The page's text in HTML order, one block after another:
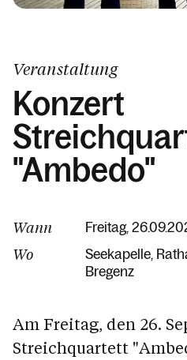
Veranstaltung
Konzert
"Ambedo"
Wann Freitag,
Wo Seekapelle
Bregenz
Am Freitag, den 26.
Streichquartett